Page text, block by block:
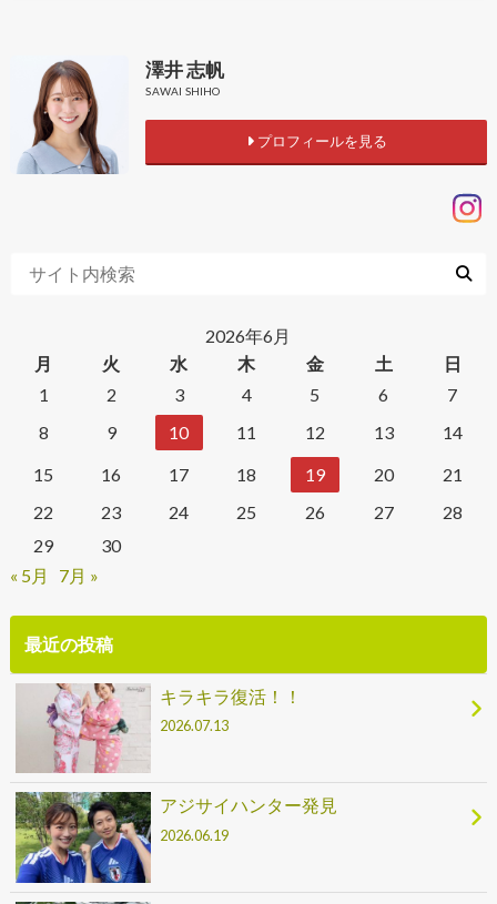
澤井 志帆
SAWAI SHIHO
プロフィールを見る
2026年6月
月
火 水 木 金 土
日
1
2 3 4 5 6
7
8
9 10 11 12 13
14
15
16 17 18 19 20
21
22
23 24 25 26 27
28
29
30
« 5月
7月 »
最近の投稿
キラキラ復活！！
2026.07.13
アジサイハンター発見
2026.06.19